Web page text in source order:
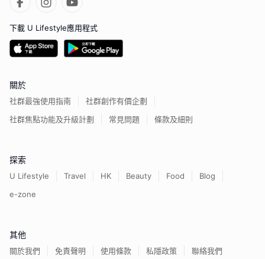
下載 U Lifestyle應用程式
關於
社群最強使用指南
社群創作有價企劃
社群焦點功能及升級計劃
常見問題 條款及細則
探索
U Lifestyle Travel HK Beauty Food
Blog
e-zone
其他
關於我們 免責聲明 使用條款 私隱政策 聯絡我們